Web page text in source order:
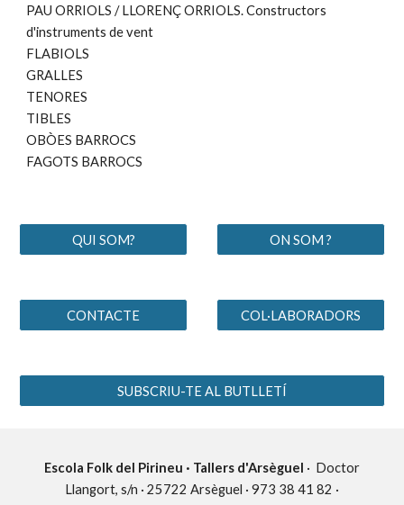
PAU ORRIOLS / LLORENÇ ORRIOLS. Constructors
d'instruments de vent
FLABIOLS
GRALLES
TENORES
TIBLES
OBÒES BARROCS
FAGOTS BARROCS
QUI SOM? ON SOM ?
CONTACTE COL·LABORADORS
SUBSCRIU-TE AL BUTLLETÍ
Escola Folk del Pirineu · Tallers d'Arsèguel · Doctor
Llangort, s/n · 25722 Arsèguel · 973 38 41 82 ·